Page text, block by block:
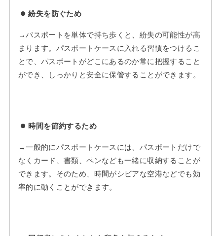
紛失を防ぐため
→パスポートを単体で持ち歩くと、紛失の可能性が高
まります。パスポートケースに入れる習慣をつけるこ
とで、パスポートがどこにあるのか常に把握すること
ができ、しっかりと安全に保管することができます。
時間を節約するため
→一般的にパスポートケースには、パスポートだけで
なくカード、書類、ペンなども一緒に収納することが
できます。そのため、時間がシビアな空港などでも効
率的に動くことができます。